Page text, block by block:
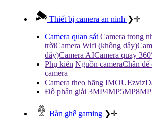
Thiết bị camera an ninh ❯✛
Camera quan sát Camera trong
trờiCamera Wifi (không dây)
dây)Camera AICamera quay
Phụ kiên Nguồn cameraChân đế
camera
Camera theo hãng IMOUEzviz
Đô phân giải 3MP4MP5MP
Bàn ghế gaming ❯✛